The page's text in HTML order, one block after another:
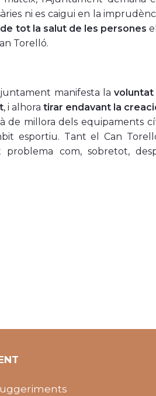
ni es caigui en la
tot la salut de les persones
Torelló.
manifesta la voluntat
, i alhora tirar endavant la
de millora dels equipaments
esportiu. Tant el Can
problema com, sobretot,